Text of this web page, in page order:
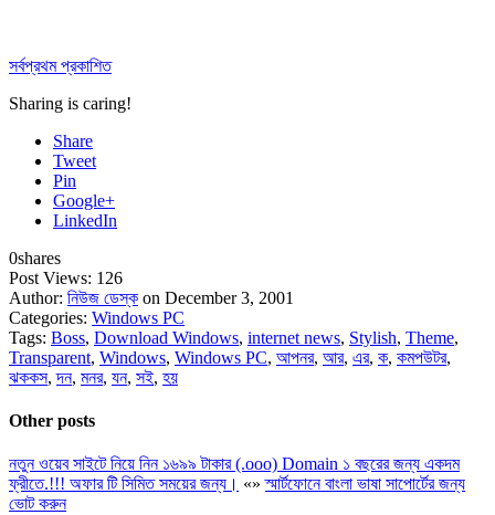
সর্বপ্রথম প্রকাশিত
Sharing is caring!
Share
Tweet
Pin
Google+
LinkedIn
0shares
Post Views: 126
Author: নিউজ ডেস্ক on December 3, 2001
Categories: Windows PC
Tags: Boss, Download Windows, internet news, Stylish, Theme,
Transparent, Windows, Windows PC, আপনর, আর, এর, ক, কমপউটর,
ঝককস,দন, মনর, যন, সই, হয়
Other posts
নতুন ওয়েব সাইটে নিয়ে নিন ১৬৯৯ টাকার (.ooo) Domain ১ বছরের জন্য একদম
ফ্রীতে.!!! অফার টি সিমিত সময়ের জন্য। «»স্মার্টফোনে বাংলা ভাষা সাপোর্টের জন্য
ভোট করুন